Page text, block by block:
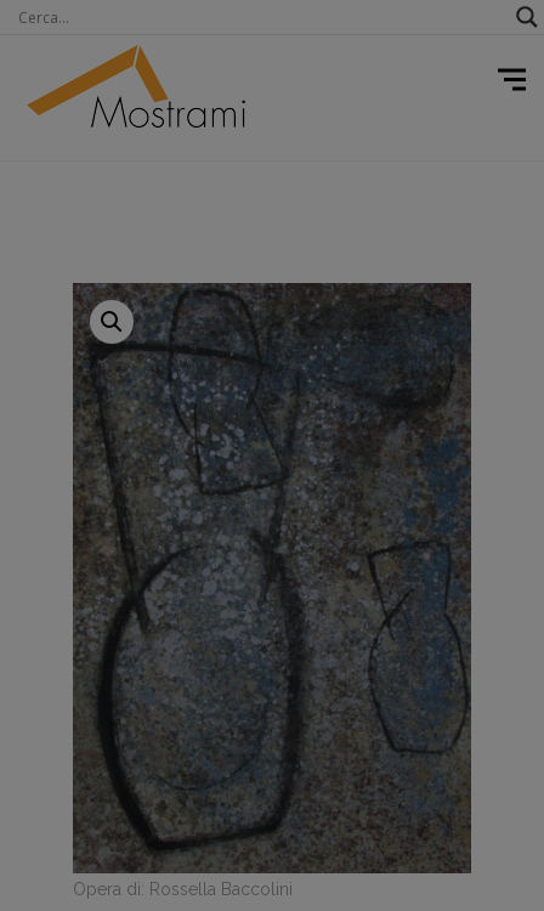
Opera di: Rossella Baccolini